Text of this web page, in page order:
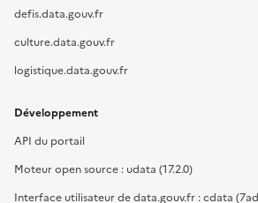
defis.data.gouv.fr
culture.data.gouv.fr
logistique.data.gouv.fr
Développement
API du portail
Moteur open source : udata (17.2.0)
Interface utilisateur de data.gouv.fr : cdata